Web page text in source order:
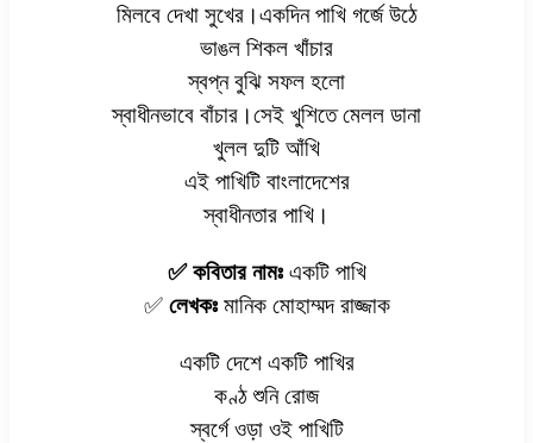
মিলবে দেখা সুখের।একদিন পাখি গর্জে উঠে
ভাঙল শিকল খাঁচার
স্বপ্ন বুঝি সফল হলো
স্বাধীনভাবে বাঁচার।সেই খুশিতে মেলল ডানা
খুলল দুটি আঁখি
এই পাখিটি বাংলাদেশের
স্বাধীনতার পাখি।
✅ কবিতার নামঃএকটি পাখি
✅ লেখকঃমানিক মোহাম্মদ রাজ্জাক
একটি দেশে একটি পাখির
কণ্ঠ শুনি রোজ
স্বর্গে ওড়া ওই পাখিটি